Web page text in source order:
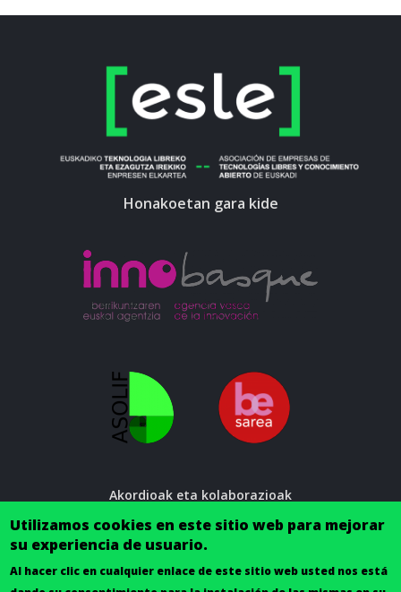
Honakoetan gara kide
pie
Akordioak eta kolaborazioak
Lege oharra
slot gacor
Utilizamos cookies en este sitio web para mejorar
su experiencia de usuario.
Al hacer clic en cualquier enlace de este sitio web usted nos está